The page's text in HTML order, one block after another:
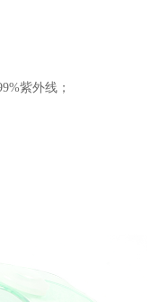
紫外线；